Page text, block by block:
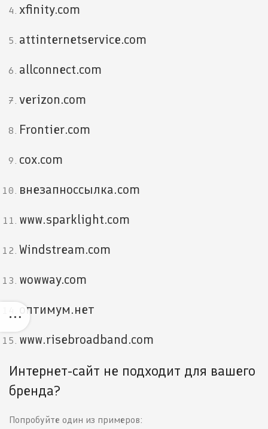
xfinity.com
attinternetservice.com
allconnect.com
verizon.com
Frontier.com
cox.com
внезапноссылка.com
www.sparklight.com
Windstream.com
wowway.com
оптимум.нет
www.risebroadband.com
Интернет-сайт не подходит для вашего
бренда?
Попробуйте один из примеров: